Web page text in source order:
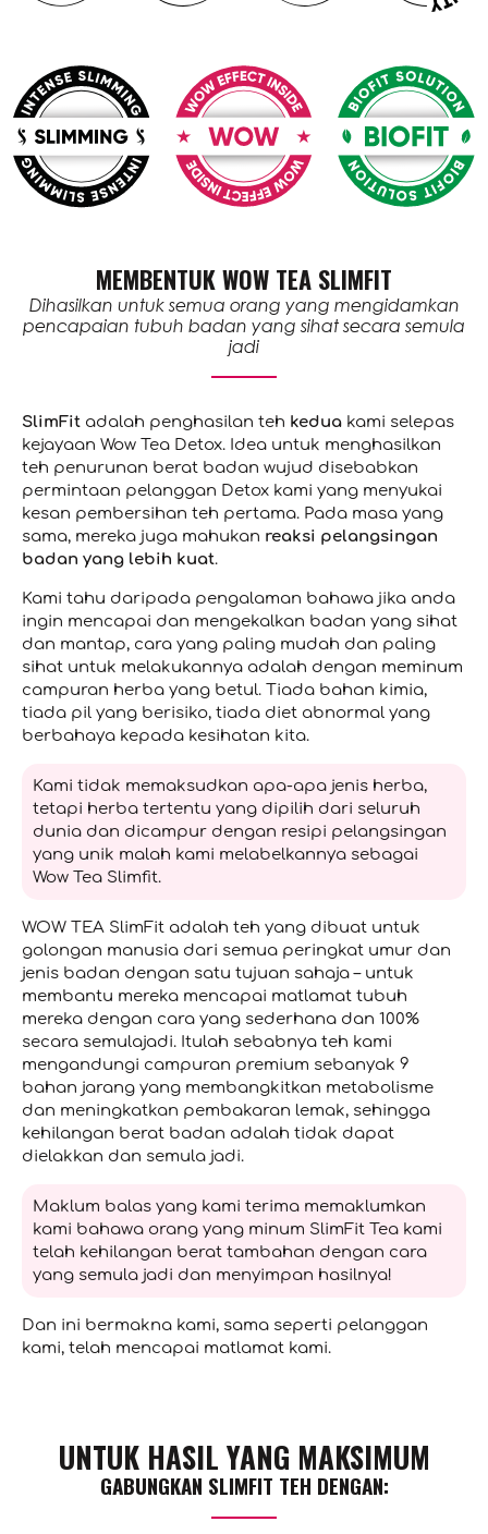
MEMBENTUK WOW TEA SLIMFIT
Dihasilkan untuk semua orang yang mengidamkan
pencapaian tubuh badan yang sihat secara semula
jadi
SlimFit adalah penghasilan teh kedua kami selepas
kejayaan Wow Tea Detox. Idea untuk menghasilkan
teh penurunan berat badan wujud disebabkan
permintaan pelanggan Detox kami yang menyukai
kesan pembersihan teh pertama. Pada masa yang
sama, mereka juga mahukan reaksi pelangsingan
badan yang lebih kuat.
Kami tahu daripada pengalaman bahawa jika anda
ingin mencapai dan mengekalkan badan yang sihat
dan mantap, cara yang paling mudah dan paling
sihat untuk melakukannya adalah dengan meminum
campuran herba yang betul. Tiada bahan kimia,
tiada pil yang berisiko, tiada diet abnormal yang
berbahaya kepada kesihatan kita.
Kami tidak memaksudkan apa-apa jenis herba,
tetapi herba tertentu yang dipilih dari seluruh
dunia dan dicampur dengan resipi pelangsingan
yang unik malah kami melabelkannya sebagai
Wow Tea Slimfit.
WOW TEA SlimFit adalah teh yang dibuat untuk
golongan manusia dari semua peringkat umur dan
jenis badan dengan satu tujuan sahaja – untuk
membantu mereka mencapai matlamat tubuh
mereka dengan cara yang sederhana dan 100%
secara semulajadi. Itulah sebabnya teh kami
mengandungi campuran premium sebanyak 9
bahan jarang yang membangkitkan metabolisme
dan meningkatkan pembakaran lemak, sehingga
kehilangan berat badan adalah tidak dapat
dielakkan dan semula jadi.
Maklum balas yang kami terima memaklumkan
kami bahawa orang yang minum SlimFit Tea kami
telah kehilangan berat tambahan dengan cara
yang semula jadi dan menyimpan hasilnya!
Dan ini bermakna kami, sama seperti pelanggan
kami, telah mencapai matlamat kami.
UNTUK HASIL YANG MAKSIMUM
GABUNGKAN SLIMFIT TEH DENGAN: